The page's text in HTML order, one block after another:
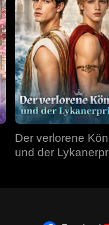
Der verlorene
und der